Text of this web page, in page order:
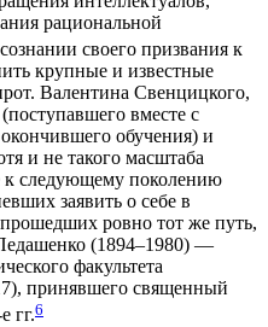
рациональной
своего призвания к
крупные и известные
Валентина Свенцицкого,
(поступавшего вместе с
обучения) и
и не такого масштаба
к следующему поколению
заявить о себе в
ровно тот же путь,
(1894–1980) —
факультета
принявшего священный
гг.6